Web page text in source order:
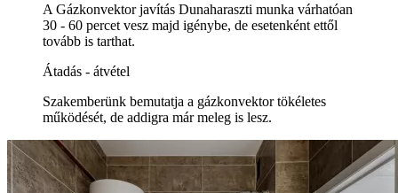
A Gázkonvektor javítás Dunaharaszti munka várhatóan
30 - 60 percet vesz majd igénybe, de esetenként ettől
tovább is tarthat.
Átadás - átvétel
Szakemberünk bemutatja a gázkonvektor tökéletes
működését, de addigra már meleg is lesz.